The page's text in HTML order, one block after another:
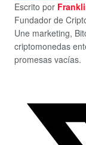
Escrito por
Fundador de
Une marketing,
criptomonedas
promesas vacías.